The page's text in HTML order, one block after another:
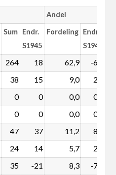
Andel
Sum Endr.
S1945
Fordeling Endr.
S1945
264 18 62,9 -6,2
38 15 9,0 2,6
0 0 0,0 0,0
0 0 0,0 0,0
47 37 11,2 8,4
24 14 5,7 2,9
35 -21 8,3 -7,4